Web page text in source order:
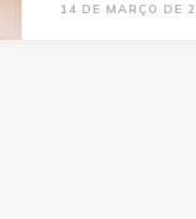
14 DE MARÇO DE